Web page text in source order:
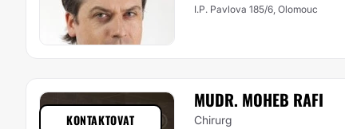
I.P. Pavlova 185/6, Olomouc
MUDR. MOHEB RAFI
Chirurg
KONTAKTOVAT